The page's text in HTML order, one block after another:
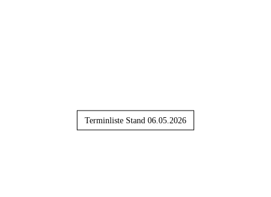
Terminliste Stand 06.05.2026